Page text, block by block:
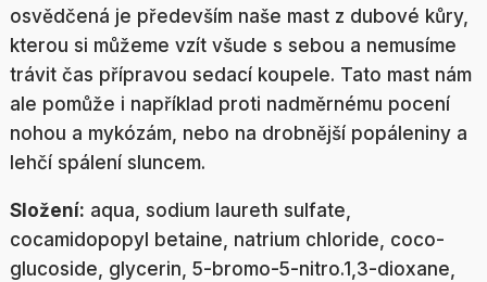
osvědčená je především naše mast z dubové kůry,
kterou si můžeme vzít všude s sebou a nemusíme
trávit čas přípravou sedací koupele. Tato mast nám
ale pomůže i například proti nadměrnému pocení
nohou a mykózám, nebo na drobnější popáleniny a
lehčí spálení sluncem.
Složení: aqua, sodium laureth sulfate,
cocamidopopyl betaine, natrium chloride, coco-
glucoside, glycerin, 5-bromo-5-nitro.1,3-dioxane,